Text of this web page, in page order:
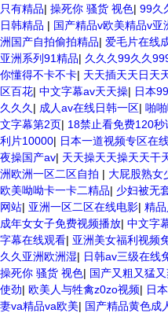
只有精品| 操死你 骚货 视色| 99久
日韩精品 | 国产精品v欧美精品v亚
洲国产自拍偷拍精品| 爱毛片在线
亚洲系列91精品| 久久久99久久
你懂得不卡不卡| 天天插天天日天
区百花| 中文字幕av天天操| 日本
久久久 | 成人av在线日韩一区| 啪
文字幕第2页| 18禁止看免费120秒
利片10000| 日本一道视频专区在
夜操国产av| 天天操天天操天天干
洲欧洲一区二区自拍 | 大屁股熟女
欧美呦呦卡一卡二精品| 少妇被无
网站| 亚洲一区二区在线电影| 精
成年女女子免费视频播放| 中文字
字幕在线观看| 亚洲美女福利视频
久久亚洲欧洲湿| 日韩av三级在线
操死你 骚货 视色| 国产又粗又猛
使劲| 欧美人与牲禽z0zo视频| 日
妻va精品va欧美| 国产精品黄色成